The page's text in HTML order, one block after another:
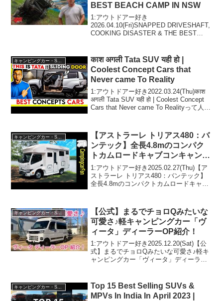
BEST BEACH CAMP IN NSW
1:アウトドアー好き
2026.04.10(Fri)SNAPPED DRIVESHAFT,
COOKING DISASTER & THE BEST
ー好き...
キャンピングカー・SUV人気車種
काश अगली Tata SUV यही हो |
Coolest Concept Cars that
Never came To Reality
1:アウトドアー好き2022.03.24(Thu)काश
अगली Tata SUV यही हो | Coolest Concept
Cars that Never came To Realityって人気
【アストラーレ トリアス480：バ
ンテック】全長4.8mのコンパク
トカムロードキャブコンキャンピ
ングカー
1:アウトドアー好き2025.02.27(Thu)【ア
ストラーレ トリアス480：バンテック】
全長4.8mのコンパクトカムロードキャブ
ー好き2025.02.27(Th...
キャンピングカー・SUV人気車種
【公式】まるでチョロQみたいな
可愛さ♪軽キャンピングカー「ヴ
ィータ」ディーラーOP紹介！
1:アウトドアー好き2025.12.20(Sat)【公
式】まるでチョロQみたいな可愛さ♪軽キ
ャンピングカー「ヴィータ」ディーラー
2025.12.20(Sat)この動画...
キャンピングカー・SUV人気車種
Top 15 Best Selling SUVs &
MPVs In India In April 2023 |